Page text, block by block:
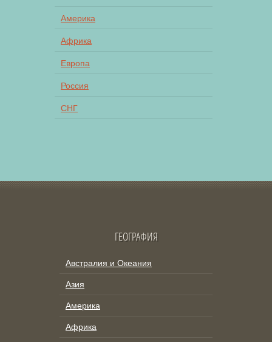
Америка
Африка
Европа
Россия
СНГ
ГЕОГРАФИЯ
Австралия и Океания
Азия
Америка
Африка